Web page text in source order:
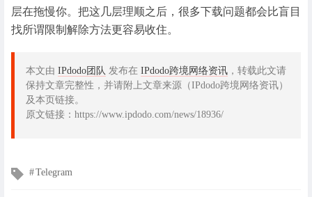
层在拖慢你。把这几层理顺之后，很多下载问题都会比盲目
找所谓限制解除方法更容易收住。
本文由 IPdodo团队 发布在 IPdodo跨境网络资讯 ，转载此文请
保持文章完整性，并请附上文章来源（IPdodo跨境网络资讯）
及本页链接。
原文链接：https://www.ipdodo.com/news/18936/
文Telegram